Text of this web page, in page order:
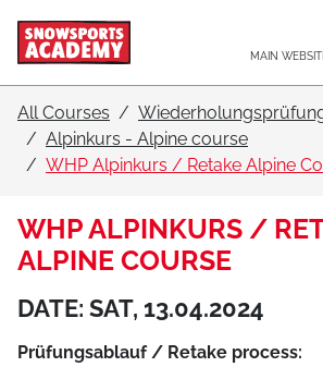
MAIN
All Courses
Alpinkurs - Alpine course
WHP Alpinkurs / Retake Alpine
WHP ALPINKURS /
ALPINE COURSE
DATE: SAT, 13.04.2024
Prüfungsablauf / Retake process: